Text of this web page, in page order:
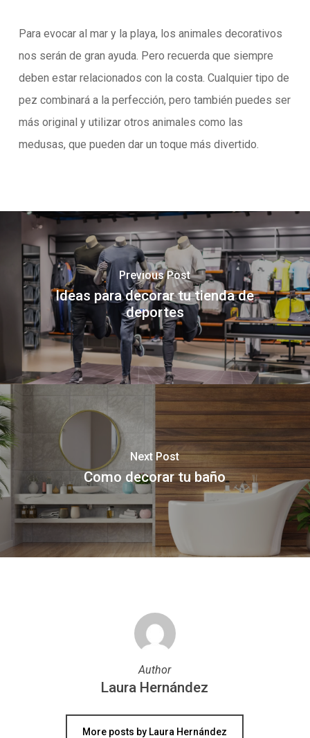
Para evocar al mar y la playa, los animales decorativos
nos serán de gran ayuda. Pero recuerda que siempre
deben estar relacionados con la costa. Cualquier tipo de
pez combinará a la perfección, pero también puedes ser
más original y utilizar otros animales como las
medusas, que pueden dar un toque más divertido.
Previous Post
Ideas para decorar tu tienda de
deportes
Next Post
Como decorar tu baño
Author
Laura Hernández
More posts by Laura Hernández